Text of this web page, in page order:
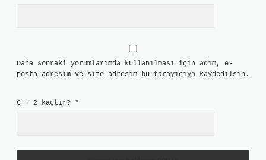
Daha sonraki yorumlarımda kullanılması için adım, e-
posta adresim ve site adresim bu tarayıcıya kaydedilsin.
6 + 2 kaçtır? *